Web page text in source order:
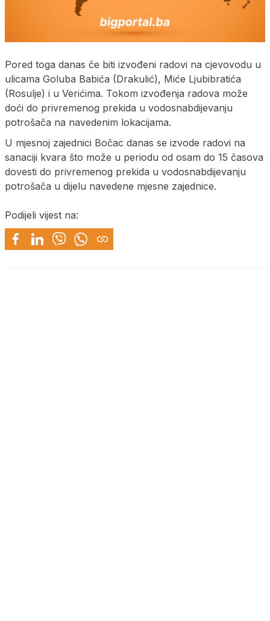
Pored toga danas če biti izvođeni radovi na cjevovodu u
ulicama Goluba Babića (Drakulić), Miće Ljubibratića
(Rosulje) i u Verićima. Tokom izvođenja radova može
doći do privremenog prekida u vodosnabdijevanju
potrošača na navedenim lokacijama.
U mjesnoj zajednici Bočac danas se izvode radovi na
sanaciji kvara što može u periodu od osam do 15 časova
dovesti do privremenog prekida u vodosnabdijevanju
potrošača u dijelu navedene mjesne zajednice.
Podijeli vijest na: